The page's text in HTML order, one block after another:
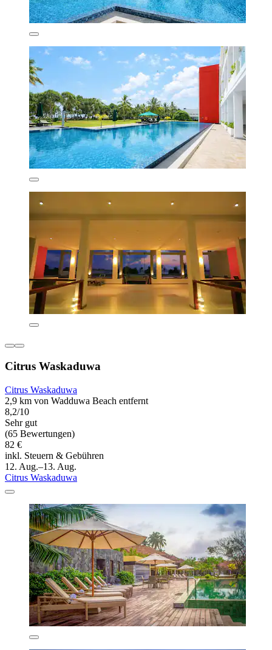
Citrus Waskaduwa
Citrus Waskaduwa
2,9 km von Wadduwa Beach entfernt
8,2/10
Sehr gut
(65 Bewertungen)
82 €
inkl. Steuern & Gebühren
12. Aug.–13. Aug.
Citrus Waskaduwa